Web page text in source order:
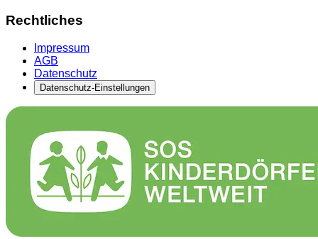
Rechtliches
Impressum
AGB
Datenschutz
Datenschutz-Einstellungen